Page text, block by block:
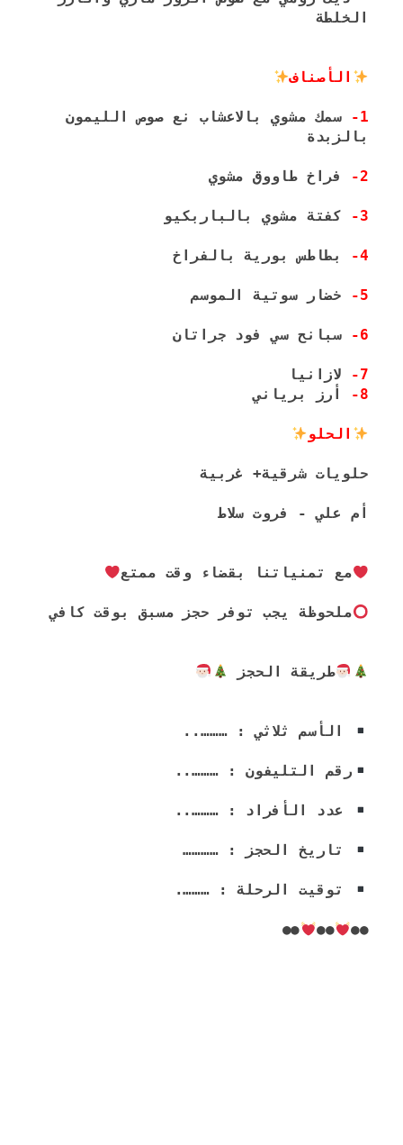
الخلطة
الأصناف
1-
سمك مشوي بالاعشاب نع صوص الليمون
بالزبدة
2- فراخ طاووق مشوي
3- كفتة مشوي بالباربكيو
4- بطاطس بورية بالفراخ
5- خضار سوتية الموسم
6- سبانح سي فود جراتان
7-
لازانيا
8-
أرز برياني
الحلو
حلويات شرقية+ غربية
أم علي - فروت سلاط
مع تمنياتنا بقضاء وقت ممتع
ملحوظة يجب توفر حجز مسبق بوقت كافي
طريقة الحجز
الأسم ثلاثي : ………..
رقم التليفون : ………..
عدد الأفراد : ………..
تاريخ الحجز : …………
توقيت الرحلة : ……….
●●
●●
●●